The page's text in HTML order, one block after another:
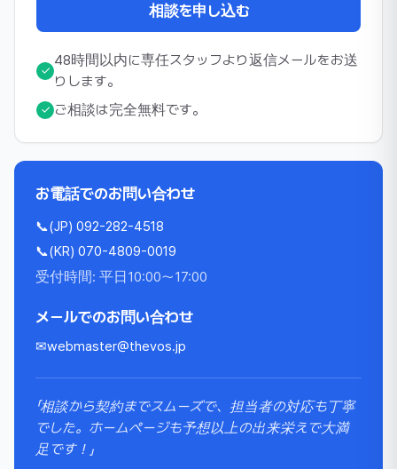
相談を申し込む
✓
48時間以内に専任スタッフより返信メールをお送
りします。
✓ ご相談は完全無料です。
お電話でのお問い合わせ
📞(JP) 092-282-4518
📞(KR) 070-4809-0019
受付時間: 平日10:00〜17:00
メールでのお問い合わせ
✉webmaster@thevos.jp
「相談から契約までスムーズで、担当者の対応も丁寧
でした。ホームページも予想以上の出来栄えで大満
足です！」